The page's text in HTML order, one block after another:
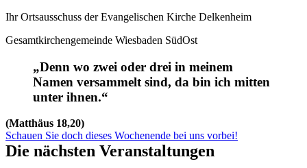
Ihr Ortsausschuss der Evangelischen Kirche Delkenheim
Gesamtkirchengemeinde Wiesbaden SüdOst
„Denn wo zwei oder drei in meinem
Namen versammelt sind, da bin ich mitten
unter ihnen.“
(Matthäus 18,20)
Schauen Sie doch dieses Wochenende bei uns vorbei!
Die nächsten Veranstaltungen